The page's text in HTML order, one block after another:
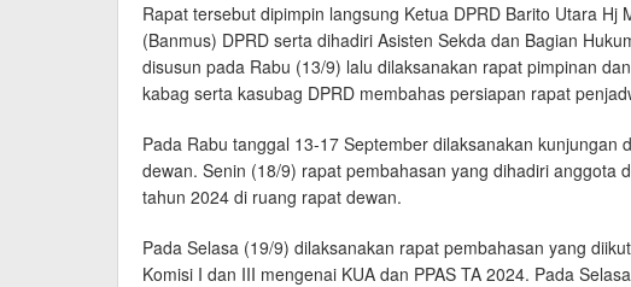
Rapat tersebut dipimpin langsung Ketua DPRD Barito Utara Hj
(Banmus) DPRD serta dihadiri Asisten Sekda dan Bagian
disusun pada Rabu (13/9) lalu dilaksanakan rapat pimpinan
kabag serta kasubag DPRD membahas persiapan rapat
Pada Rabu tanggal 13-17 September dilaksanakan kunjungan
dewan. Senin (18/9) rapat pembahasan yang dihadiri anggota
tahun 2024 di ruang rapat dewan.
Pada Selasa (19/9) dilaksanakan rapat pembahasan yang
Komisi I dan III mengenai KUA dan PPAS TA 2024. Pada